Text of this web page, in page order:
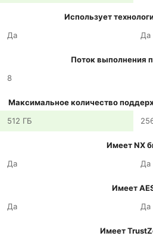
Использует
Да
Да
Поток выполнения
8
Максимальное количество
512 ГБ
Имеет NX
Да
Да
Имеет
Да
Да
Имеет